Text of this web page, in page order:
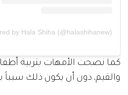
by Hala Shiha (@halashihanew)
كما نصحت الأمهات بتربية
والقيم، دون أن يكون ذلك سبباً